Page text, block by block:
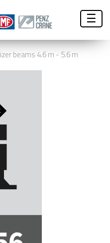
☰
beams 4.6 m - 5.6 m